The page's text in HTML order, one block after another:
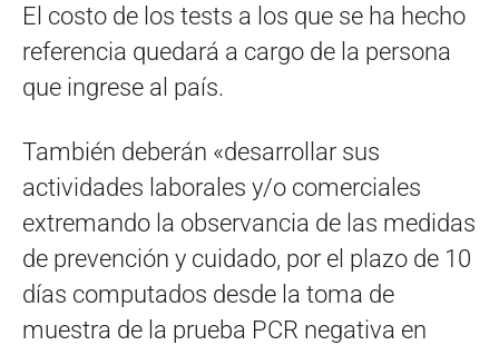
El costo de los tests a los que se ha hecho
referencia quedará a cargo de la persona
que ingrese al país.
También deberán «desarrollar sus
actividades laborales y/o comerciales
extremando la observancia de las medidas
de prevención y cuidado, por el plazo de 10
días computados desde la toma de
muestra de la prueba PCR negativa en